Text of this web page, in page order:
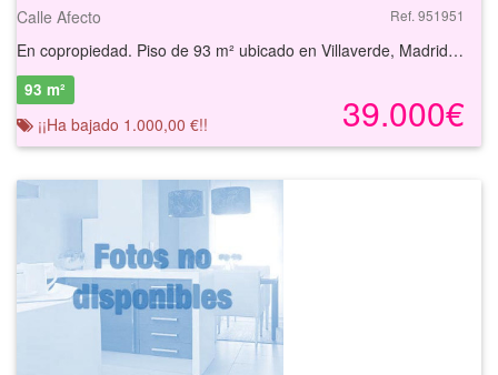
Calle Afecto Ref. 951951
En copropiedad. Piso de 93 m² ubicado en Villaverde, Madrid. Se trata de un piso de 93 m² distribuidos en salón-comedor, cocina, dormitorios y baño. El piso se sitúa en el barrio de Villaverde, una zona consolidada al sur de Madrid, con acceso directo a importantes vías como la M-40 y la A-42, lo que facilita la conexión tanto con el centro de la ciudad como con otras áreas metropolitanas. Además, cuenta con excelentes comunicaciones mediante transporte público, destacando la cercanía a la estación de Cercanías Renfe Villaverde Bajo y varias líneas de autobús urbano que conectan con diferentes puntos de Madrid. También se encuentra próximo a la estación de metro Villaverde Bajo-Cruce, lo que amplía las opciones de movilidad. En la zona se pueden encontrar servicios como supermercados, restaurantes, instalaciones deportivas, centros educativos de diferentes niveles, oficinas bancarias y diversos negocios comerciales. Entre los puntos de interés cercanos destacan el Parque de Plata y Castañar, un espacio verde ideal para actividades al aire libre, y el Centro de Salud Los Rosales, que ofrece atención sanitaria a los residentes. Además, en las inmediaciones se localizan centros comerciales y el Hospital Universitario 12 de Octubre, uno de los principales hospitales de Madrid, lo que garantiza una completa cobertura de servicios. Con nuestros servicios podrá encontrar el piso que necesita y asegurar su inversión con el mejor de los asesoramientos especializados. Empiece ahora mismo pidiendo más información. Un responsable cercano a usted le atenderá personalmente.
39.000€
93 m²
¡¡Ha bajado 1.000,00 €!!